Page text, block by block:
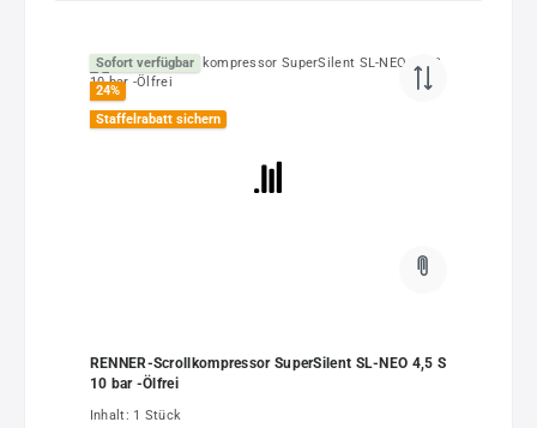
Sofort verfügbar
24%
Staffelrabatt sichern
RENNER-Scrollkompressor SuperSilent SL-NEO 4,5 S
10 bar -Ölfrei
Inhalt: 1 Stück